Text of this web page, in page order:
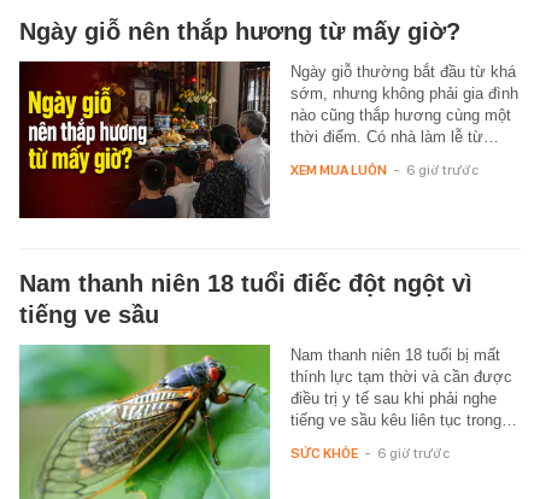
Ngày giỗ nên thắp hương từ mấy giờ?
Ngày giỗ thường bắt đầu từ khá
sớm, nhưng không phải gia đình
nào cũng thắp hương cùng một
thời điểm. Có nhà làm lễ từ…
XEM MUA LUÔN - 6 giờ trước
Nam thanh niên 18 tuổi điếc đột ngột vì
tiếng ve sầu
Nam thanh niên 18 tuổi bị mất
thính lực tạm thời và cần được
điều trị y tế sau khi phải nghe
tiếng ve sầu kêu liên tục trong…
SỨC KHỎE - 6 giờ trước